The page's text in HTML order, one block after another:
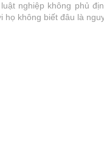
nghiệp không phủ
họ không biết đâu là